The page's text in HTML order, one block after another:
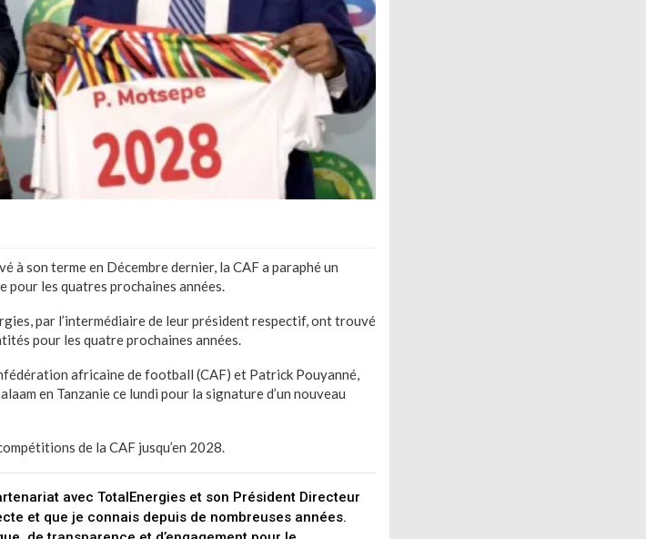
son terme en Décembre dernier, la CAF a paraphé un
pour les quatres prochaines années.
par l’intermédiaire de leur président respectif, ont trouvé
pour les quatre prochaines années.
africaine de football (CAF) et Patrick Pouyanné,
en Tanzanie ce lundi pour la signature d’un nouveau
de la CAF jusqu’en 2028.
avec TotalEnergies et son Président Directeur
et que je connais depuis de nombreuses années.